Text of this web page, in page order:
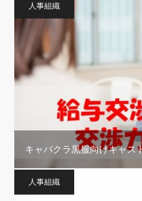
人事組織
キャバクラ黒服向けキャス
人事組織